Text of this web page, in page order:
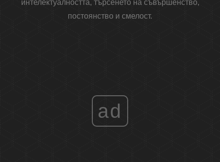
интелектуалността, търсенето на съвършенство,
постоянство и смелост.
ad